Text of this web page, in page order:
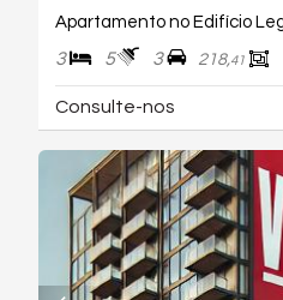
Apartamento no Edifício
3 5 3 218,41
Consulte-nos